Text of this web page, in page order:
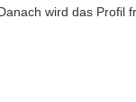
wird das Profil